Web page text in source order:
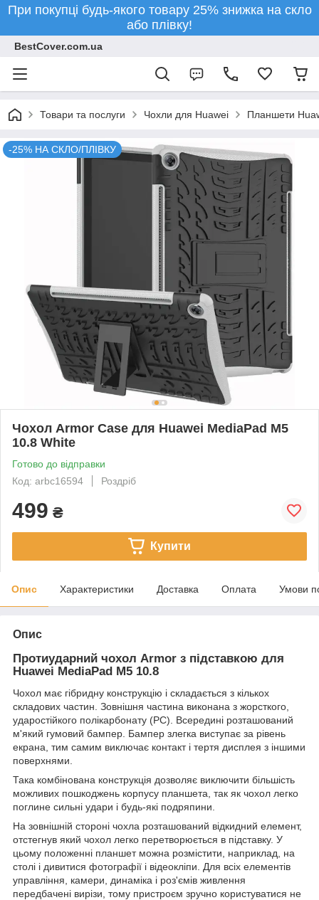
При покупці будь-якого товару 25% знижка на скло
або плівку!
BestCover.com.ua
Товари та послуги Чохли для Huawei Планшети
-25% НА СКЛО/ПЛІВКУ
Чохол Armor Case для Huawei MediaPad M5
10.8 White
Готово до відправки
Код: arbc16594
Роздріб
499 ₴
Купити
Опис Характеристики Доставка Оплата Умови
Опис
Протиударний чохол Armor з підставкою для
Huawei MediaPad M5 10.8
Чохол має гібридну конструкцію і складається з кількох
складових частин. Зовнішня частина виконана з жорсткого,
ударостійкого полікарбонату (PC). Всередині розташований
м'який гумовий бампер. Бампер злегка виступає за рівень
екрана, тим самим виключає контакт і тертя дисплея з іншими
поверхнями.
Така комбінована конструкція дозволяє виключити більшість
можливих пошкоджень корпусу планшета, так як чохол легко
поглине сильні удари і будь-які подряпини.
На зовнішній стороні чохла розташований відкидний елемент,
отстегнув який чохол легко перетворюється в підставку. У
цьому положенні планшет можна розмістити, наприклад, на
столі і дивитися фотографії і відеокліпи. Для всіх елементів
управління, камери, динаміка і роз'ємів живлення
передбачені вирізи, тому пристроєм зручно користуватися не